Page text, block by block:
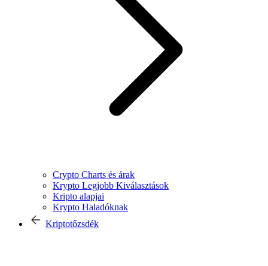
Crypto Charts és árak
Krypto Legjobb Kiválasztások
Kripto alapjai
Krypto Haladóknak
Kriptotőzsdék